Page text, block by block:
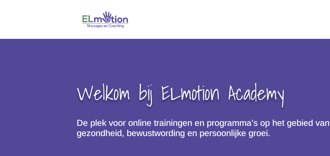
Welkom bij ELmotion Academy
De plek voor online trainingen en programma’s op het gebied van
gezondheid, bewustwording en persoonlijke groei.